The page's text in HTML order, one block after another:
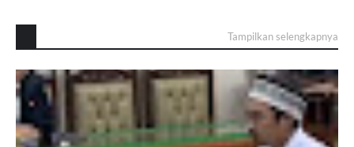
Tampilkan selengkapnya